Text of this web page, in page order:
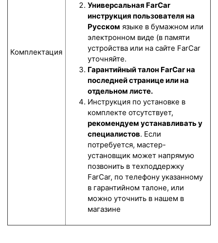
Комплектация
Универсальная FarCar
инструкция пользователя на
Русском языке в бумажном или
электронном виде (в памяти
устройства или на сайте FarCar
уточняйте.
Гарантийный талон FarCar на
последней странице или на
отдельном листе.
Инструкция по установке в
комплекте отсутствует,
рекомендуем устанавливать у
специалистов. Если
потребуется, мастер-
установщик может напрямую
позвонить в техподдержку
FarCar, по телефону указанному
в гарантийном талоне, или
можно уточнить в нашем в
магазине